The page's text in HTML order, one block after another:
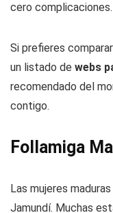
cero complicaciones.
Si prefieres
un listado de webs
recomendado del
contigo.
Follamiga
Las mujeres
Jamundí. Muchas